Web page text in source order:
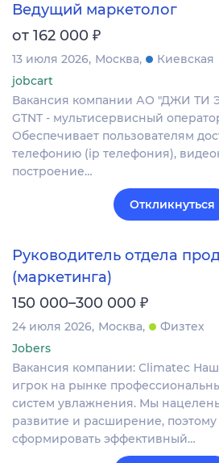
Ведущий маркетолог
от 162 000 ₽
13 июля 2026 Москва
Киевская
jobcart
Вакансия компании АО "ДЖИ ТИ
GTNT - мультисервисный
Обеспечивает пользователям
телефонию (ip телефония),
построение…
Откликнуться
Руководитель отдела
(маркетинга)
150 000–300 000 ₽
24 июля 2026 Москва
Физтех
Jobers
Вакансия компании: Climatec
игрок на рынке
систем увлажнения. Мы
развитие и расширение,
сформировать эффективный…